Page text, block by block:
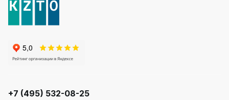
+7 (495) 532-08-25